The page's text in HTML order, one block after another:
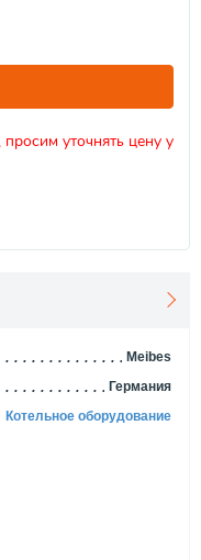
уточнять цену у
Meibes
Германия
Котельное оборудование